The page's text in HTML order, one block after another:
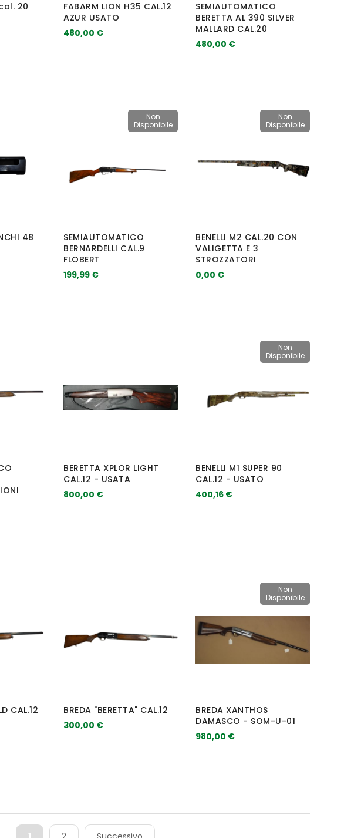
20
FABARM LION H35 CAL.12
AZUR USATO
480,00 €
SEMIAUTOMATICO
BERETTA AL 390 SILVER
MALLARD CAL.20
480,00 €
48
Non
Disponibile
SEMIAUTOMATICO
BERNARDELLI CAL.9
FLOBERT
199,99 €
Non
Disponibile
BENELLI M2 CAL.20 CON
VALIGETTA E 3
STROZZATORI
0,00 €
BERETTA XPLOR LIGHT
CAL.12 - USATA
800,00 €
Non
Disponibile
BENELLI M1 SUPER 90
CAL.12 - USATO
400,16 €
CAL.12
BREDA "BERETTA" CAL.12
300,00 €
Non
Disponibile
BREDA XANTHOS
DAMASCO - SOM-U-01
980,00 €